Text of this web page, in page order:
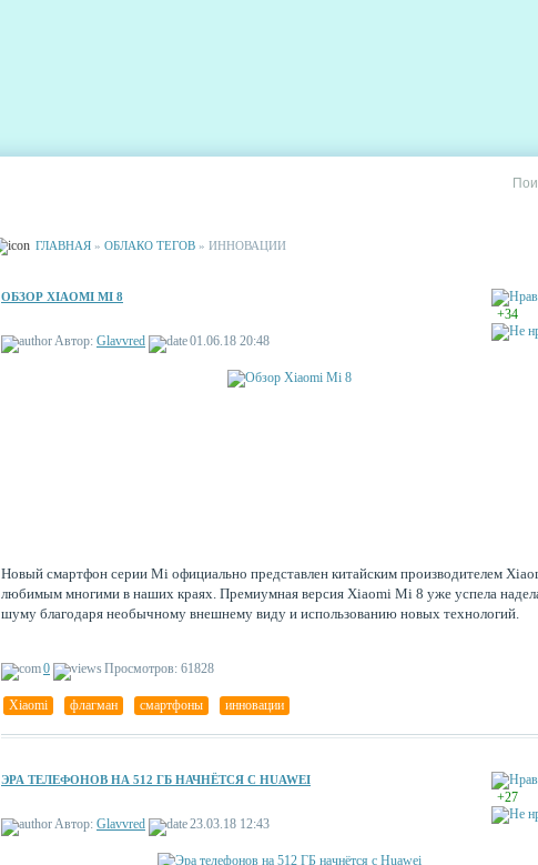
ГЛАВНАЯ » ОБЛАКО ТЕГОВ » ИННОВАЦИИ
+34
ОБЗОР XIAOMI MI 8
Автор: Glavvred 01.06.18 20:48
Новый смартфон серии Mi официально представлен китайским производителем
любимым многими в наших краях. Премиумная версия Xiaomi Mi 8 уже успела
шуму благодаря необычному внешнему виду и использованию новых технологий.
0 Просмотров: 61828
Xiaomi флагман смартфоны инновации
+27
ЭРА ТЕЛЕФОНОВ НА 512 ГБ НАЧНЁТСЯ С HUAWEI
Автор: Glavvred 23.03.18 12:43